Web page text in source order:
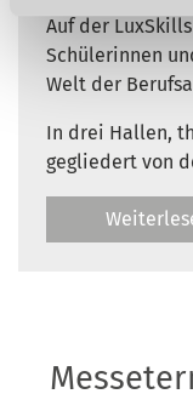
Auf der
Schülerinnen
Welt der
In drei Hallen,
gegliedert von